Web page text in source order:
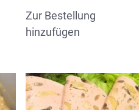
Zur Bestellung
hinzufügen